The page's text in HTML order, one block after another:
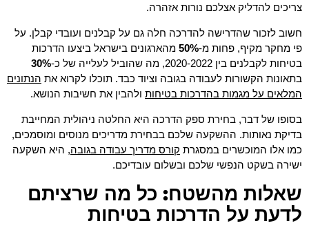
צריכים להדליק אצלכם נורות אזהרה.
חשוב לזכור שהדרישה להדרכה חלה גם על קבלנים ועובדי קבלן. על
פי מחקר מקיף, פחות מ-50% מהארגונים בישראל ביצעו הדרכות
בטיחות לקבלנים בין 2020-2022, מה שהוביל לעלייה של כ-
30%
בתאונות הקשורות לעבודה בגובה וציוד כבד. תוכלו לקרוא את הנתונים
המלאים על מגמות בהדרכות בטיחות ולהבין את חשיבות הנושא.
בסופו של דבר, בחירת ספק הדרכה היא החלטה ניהולית המחייבת
בדיקת נאותות. ההשקעה שלכם בבחירת מדריכים מנוסים ומוסמכים,
כמו אלו המוכשרים במסגרת קורס מדריך עבודה בגובה, היא השקעה
ישירה בשקט הנפשי שלכם ובשלום עובדיכם.
שאלות מהשטח: כל מה שרציתם
לדעת על הדרכות בטיחות